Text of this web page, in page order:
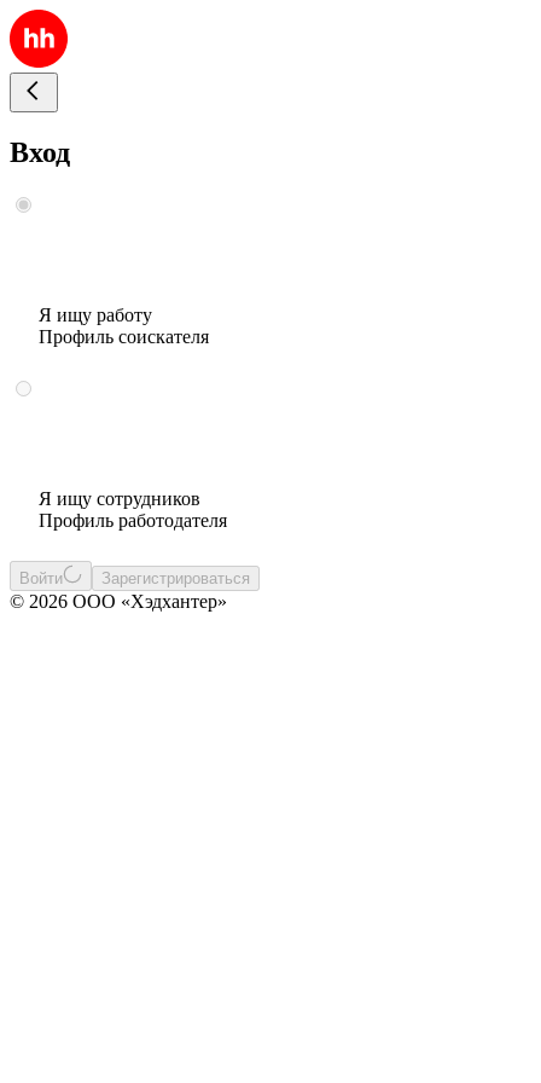
Вход
Я ищу работу
Профиль соискателя
Я ищу сотрудников
Профиль работодателя
Войти Зарегистрироваться
© 2026 ООО «Хэдхантер»